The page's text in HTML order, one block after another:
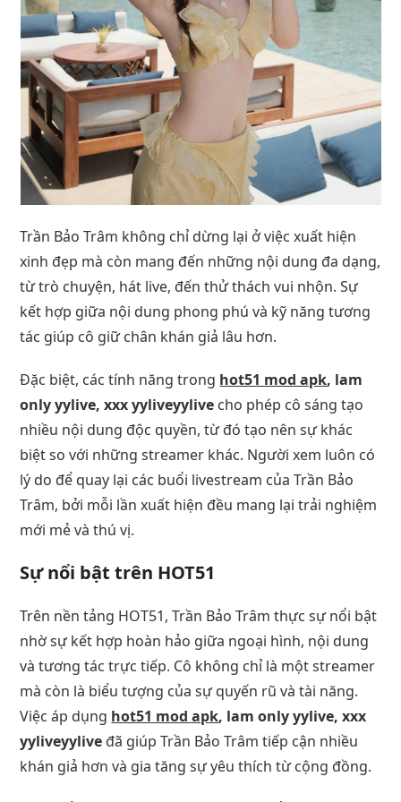
Trần Bảo Trâm không chỉ dừng lại ở việc xuất hiện
xinh đẹp mà còn mang đến những nội dung đa dạng,
từ trò chuyện, hát live, đến thử thách vui nhộn. Sự
kết hợp giữa nội dung phong phú và kỹ năng tương
tác giúp cô giữ chân khán giả lâu hơn.
Đặc biệt, các tính năng trong hot51 mod apk, lam
only yylive, xxx yyliveyylive cho phép cô sáng tạo
nhiều nội dung độc quyền, từ đó tạo nên sự khác
biệt so với những streamer khác. Người xem luôn có
lý do để quay lại các buổi livestream của Trần Bảo
Trâm, bởi mỗi lần xuất hiện đều mang lại trải nghiệm
mới mẻ và thú vị.
Sự nổi bật trên HOT51
Trên nền tảng HOT51, Trần Bảo Trâm thực sự nổi bật
nhờ sự kết hợp hoàn hảo giữa ngoại hình, nội dung
và tương tác trực tiếp. Cô không chỉ là một streamer
mà còn là biểu tượng của sự quyến rũ và tài năng.
Việc áp dụng hot51 mod apk, lam only yylive, xxx
yyliveyylive đã giúp Trần Bảo Trâm tiếp cận nhiều
khán giả hơn và gia tăng sự yêu thích từ cộng đồng.